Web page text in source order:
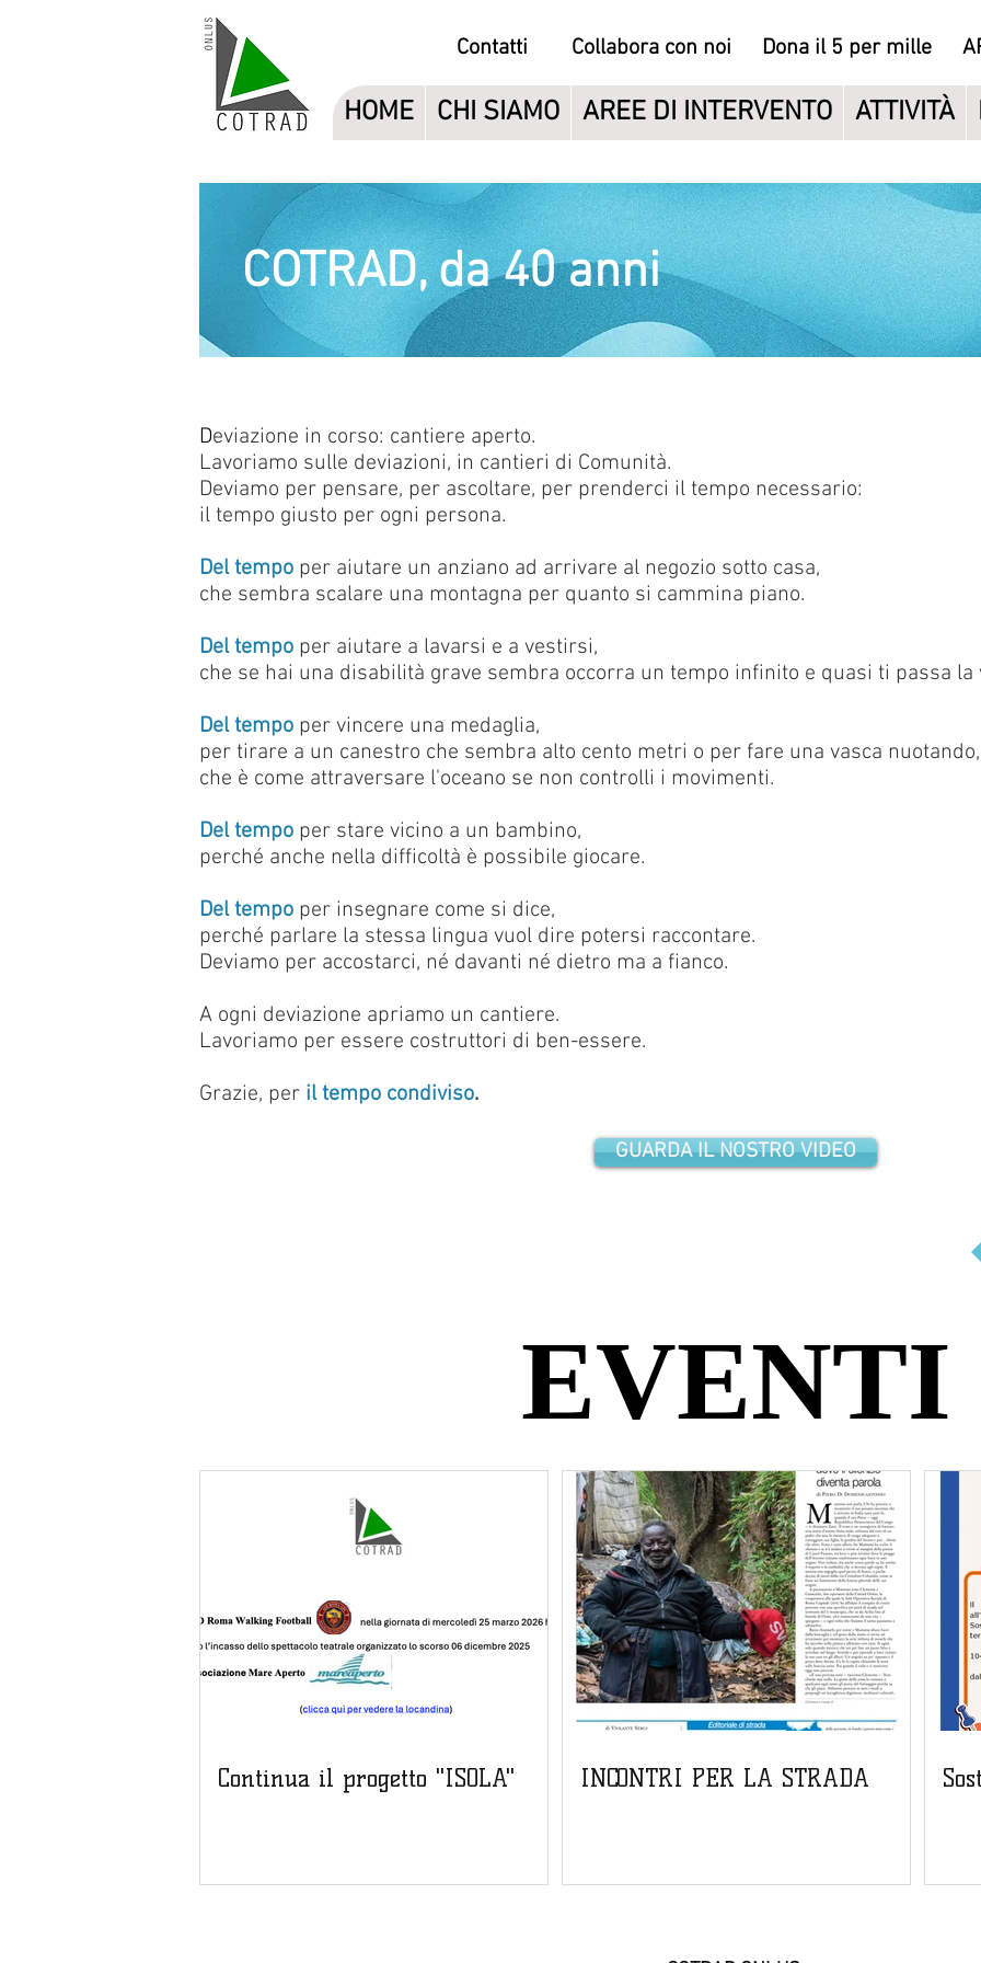
Contatti Collabora con noi Dona il 5 per mille
HOME CHI SIAMO AREE DI INTERVENTO ATTIVITÀ
COTRAD, da 40 anni
Deviazione in corso: cantiere aperto.
Lavoriamo sulle deviazioni, in cantieri di Comunità.
Deviamo per pensare, per ascoltare, per prenderci il tempo necessario:
il tempo giusto per ogni persona.
Del tempo per aiutare un anziano ad arrivare al negozio sotto casa,
che sembra scalare una montagna per quanto si cammina piano.
Del tempo per aiutare a lavarsi e a vestirsi,
che se hai una disabilità grave sembra occorra un tempo infinito e quasi ti passa la
Del tempo per vincere una medaglia,
per tirare a un canestro che sembra alto cento metri o per fare una vasca nuotando,
che è come attraversare l'oceano se non controlli i movimenti.
Del tempo per stare vicino a un bambino,
perché anche nella difficoltà è possibile giocare.
Del tempo per insegnare come si dice,
perché parlare la stessa lingua vuol dire potersi raccontare.
Deviamo per accostarci, né davanti né dietro ma a fianco.
A ogni deviazione apriamo un cantiere.
Lavoriamo per essere costruttori di ben-essere.
Grazie, per il tempo condiviso.
GUARDA IL NOSTRO VIDEO
EVENTI
EVENTI
Continua il progetto "ISOLA" INCONTRI PER LA STRADA